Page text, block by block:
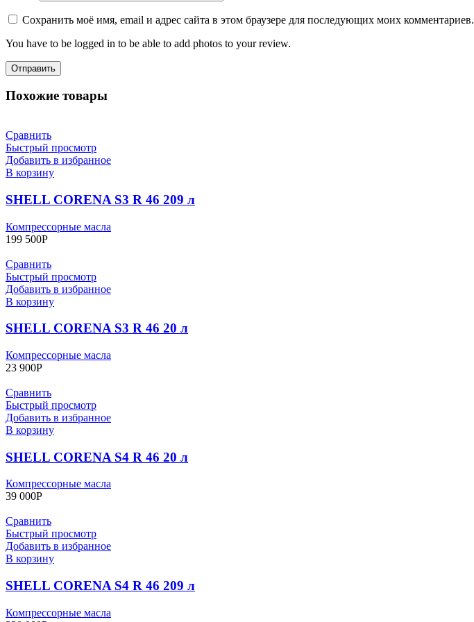
Сохранить моё имя, email и адрес сайта в этом браузере для последующих моих комментариев.
You have to be logged in to be able to add photos to your review.
Похожие товары
Сравнить
Быстрый просмотр
Добавить в избранное
В корзину
SHELL CORENA S3 R 46 209 л
Компрессорные масла
199 500Р
Сравнить
Быстрый просмотр
Добавить в избранное
В корзину
SHELL CORENA S3 R 46 20 л
Компрессорные масла
23 900Р
Сравнить
Быстрый просмотр
Добавить в избранное
В корзину
SHELL CORENA S4 R 46 20 л
Компрессорные масла
39 000Р
Сравнить
Быстрый просмотр
Добавить в избранное
В корзину
SHELL CORENA S4 R 46 209 л
Компрессорные масла